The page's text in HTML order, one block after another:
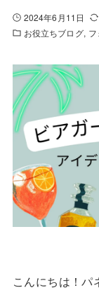
2024年6月11日
お役立ちブログ
こんにちは！パ